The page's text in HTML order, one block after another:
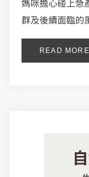
媽咪擔心碰上急
群及後續面臨的
READ MORE